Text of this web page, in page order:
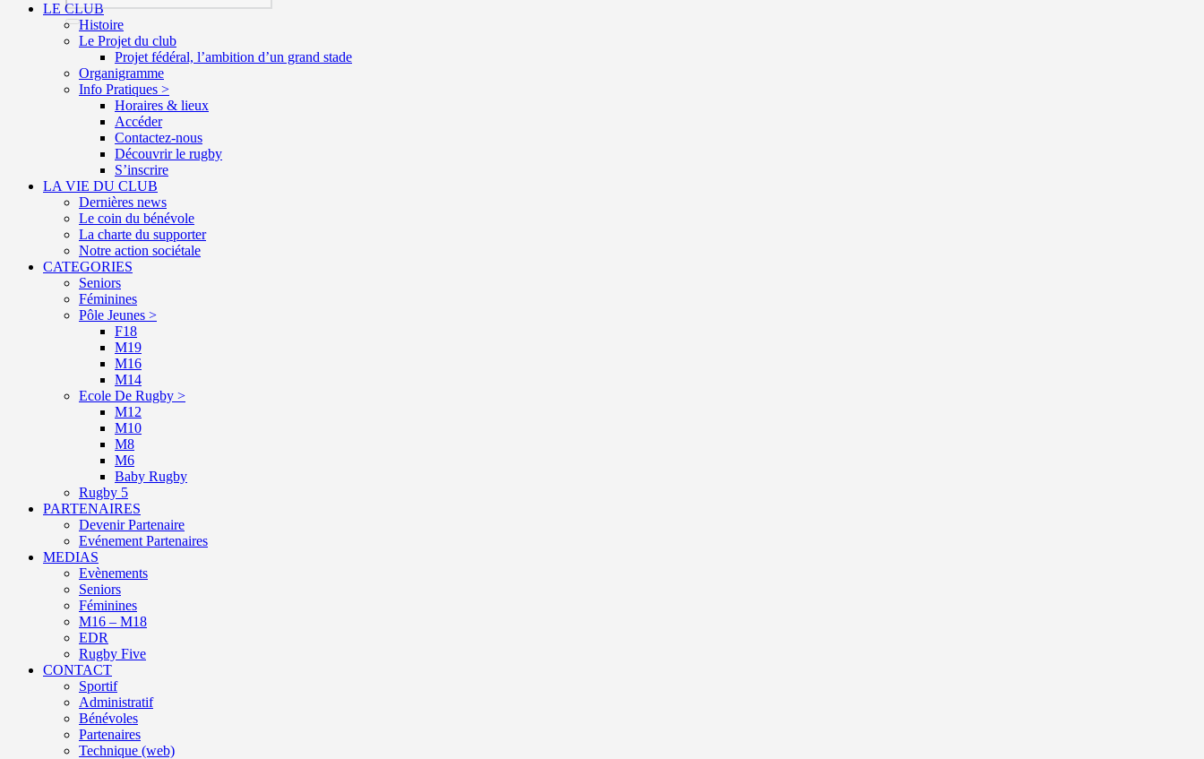
LE CLUB
Histoire
Le Projet du club
Projet fédéral, l’ambition d’un grand stade
Organigramme
Info Pratiques >
Horaires & lieux
Accéder
Contactez-nous
Découvrir le rugby
S’inscrire
LA VIE DU CLUB
Dernières news
Le coin du bénévole
La charte du supporter
Notre action sociétale
CATEGORIES
Seniors
Féminines
Pôle Jeunes >
F18
M19
M16
M14
Ecole De Rugby >
M12
M10
M8
M6
Baby Rugby
Rugby 5
PARTENAIRES
Devenir Partenaire
Evénement Partenaires
MEDIAS
Evènements
Seniors
Féminines
M16 – M18
EDR
Rugby Five
CONTACT
Sportif
Administratif
Bénévoles
Partenaires
Technique (web)